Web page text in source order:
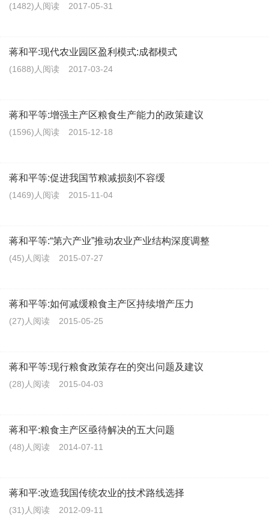
(1482)人阅读 2017-05-31
蒋和平:现代农业园区盈利模式:成都模式
(1688)人阅读 2017-03-24
蒋和平等:增强主产区粮食生产能力的政策建议
(1596)人阅读 2015-12-18
蒋和平等:促进我国节粮减损刻不容缓
(1469)人阅读 2015-11-04
蒋和平等:“第六产业”推动农业产业结构深度调整
(45)人阅读 2015-07-27
蒋和平等:如何减缓粮食主产区持续增产压力
(27)人阅读 2015-05-25
蒋和平等:现行粮食政策存在的突出问题及建议
(28)人阅读 2015-04-03
蒋和平:粮食主产区亟待解决的五大问题
(48)人阅读 2014-07-11
蒋和平:改造我国传统农业的技术路线选择
(31)人阅读 2012-09-11